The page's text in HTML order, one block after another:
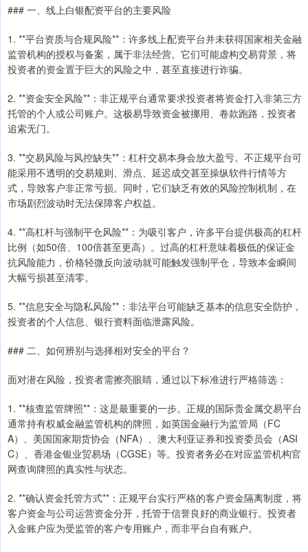
### 一、线上白银配资平台的主要风险
1. **平台资质与合规风险**：许多线上配资平台并未获得国家相关金融
监管机构的授权与备案，属于非法经营。它们可能虚构交易背景，将
投资者的资金置于巨大的风险之中，甚至直接进行诈骗。
2. **资金安全风险**：非正规平台通常要求投资者将资金打入非第三方
托管的个人或公司账户。这极易导致资金被挪用、卷款跑路，投资者
追索无门。
3. **交易风险与风控缺失**：杠杆交易本身会放大盈亏。不正规平台可
能采用不透明的交易规则、滑点、延迟成交甚至操纵软件行情等方
式，导致客户非正常亏损。同时，它们缺乏有效的风险控制机制，在
市场剧烈波动时无法保障客户权益。
4. **高杠杆与强制平仓风险**：为吸引客户，许多平台提供极高的杠杆
比例（如50倍、100倍甚至更高）。过高的杠杆意味着极低的保证金
抗风险能力，价格轻微反向波动就可能触发强制平仓，导致本金瞬间
大幅亏损甚至清零。
5. **信息安全与隐私风险**：非法平台可能缺乏基本的信息安全防护，
投资者的个人信息、银行资料面临泄露风险。
### 二、如何辨别与选择相对安全的平台？
面对潜在风险，投资者需擦亮眼睛，通过以下标准进行严格筛选：
1. **核查监管牌照**：这是最重要的一步。正规的国际贵金属交易平台
通常持有权威金融监管机构的牌照，如英国金融行为监管局（FC
A）、美国国家期货协会（NFA）、澳大利亚证券和投资委员会（ASI
C）、香港金银业贸易场（CGSE）等。投资者务必在对应监管机构官
网查询牌照的真实性与状态。
2. **确认资金托管方式**：正规平台实行严格的客户资金隔离制度，将
客户资金与公司运营资金分开，托管于信誉良好的商业银行。投资者
入金账户应为受监管的客户专用账户，而非平台自有账户。